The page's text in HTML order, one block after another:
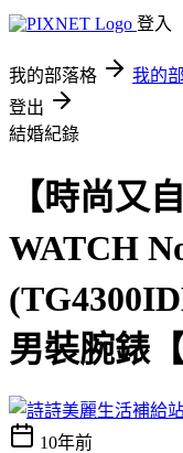
登入
我的部落格 我的
登出
結婚紀錄
【時尚又
WATCH
男裝腕錶
10年前